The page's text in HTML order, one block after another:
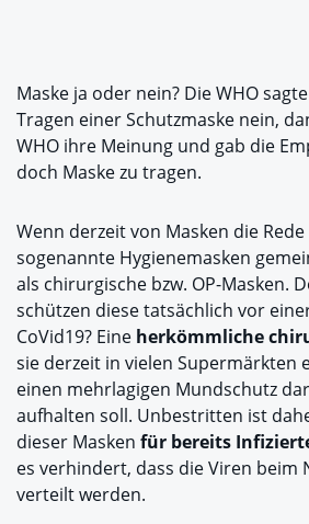
Maske ja oder nein? Die WHO
Tragen einer Schutzmaske nein,
WHO ihre Meinung und gab die
doch Maske zu tragen.
Wenn derzeit von Masken die
sogenannte Hygienemasken
als chirurgische bzw. OP-Masken.
schützen diese tatsächlich vor
CoVid19? Eine herkömmliche
sie derzeit in vielen Supermärkten
einen mehrlagigen Mundschutz
aufhalten soll. Unbestritten ist
dieser Masken für bereits
es verhindert, dass die Viren beim
verteilt werden.